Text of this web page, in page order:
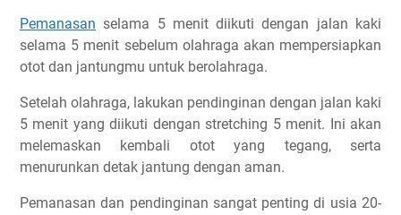
Pemanasan selama 5 menit diikuti dengan jalan kaki
selama 5 menit sebelum olahraga akan mempersiapkan
otot dan jantungmu untuk berolahraga.
Setelah olahraga, lakukan pendinginan dengan jalan kaki
5 menit yang diikuti dengan stretching 5 menit. Ini akan
melemaskan kembali otot yang tegang, serta
menurunkan detak jantung dengan aman.
Pemanasan dan pendinginan sangat penting di usia 20-